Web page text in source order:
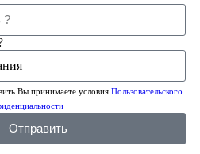
Вы принимаете условия Пользовательского
Отправить